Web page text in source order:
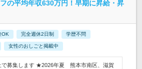
の平均年収630万円！早期に昇給・昇
OK 完全週休2日制 学歴不問
女性のおしごと掲載中
で募集します ★2026年夏 熊本市南区、滋賀